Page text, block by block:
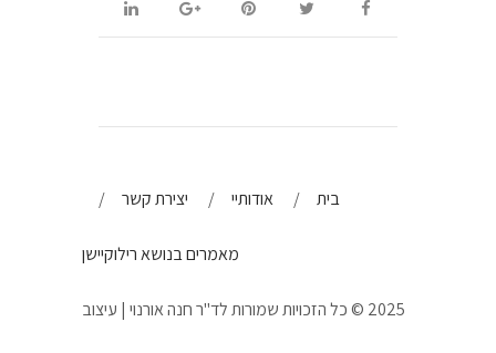
בית אודותיי יצירת קשר
מאמרים בנושא רילוקיישן
2025 © כל הזכויות שמורות לד"ר חנה אורנוי | עיצוב